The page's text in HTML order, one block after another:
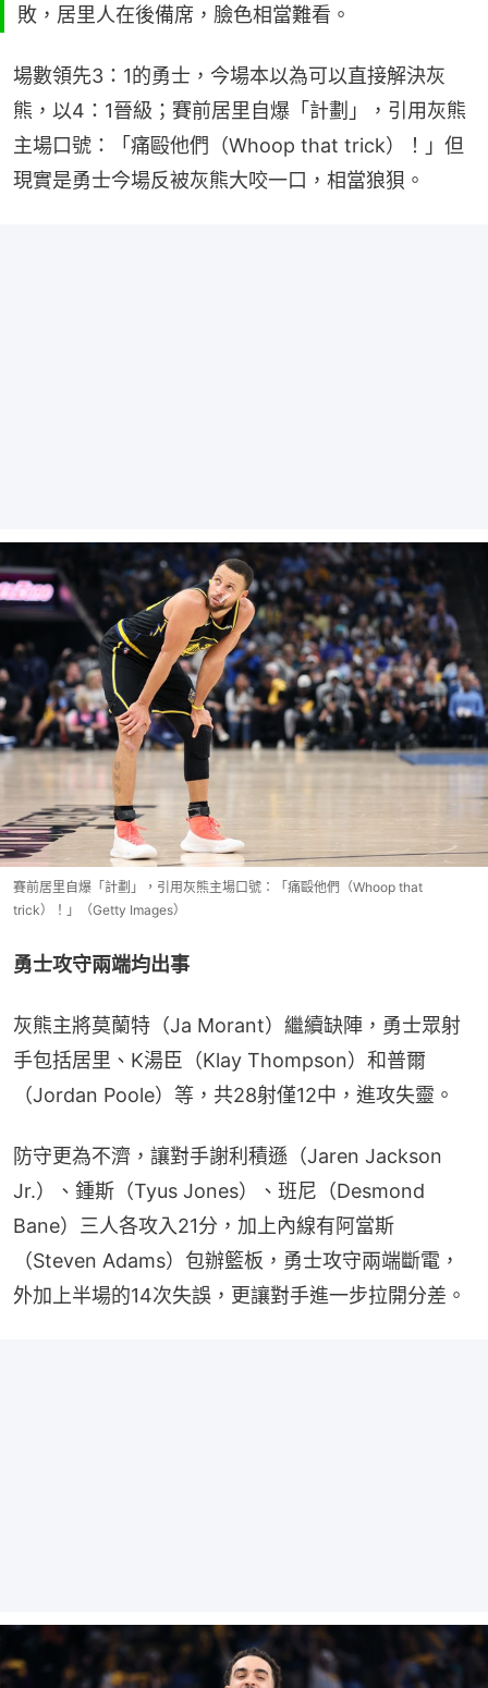
敗，居里人在後備席，臉色相當難看。
場數領先3：1的勇士，今場本以為可以直接解決灰
熊，以4：1晉級；賽前居里自爆「計劃」，引用灰熊
主場口號：「痛毆他們（Whoop that trick）！」但
現實是勇士今場反被灰熊大咬一口，相當狼狽。
賽前居里自爆「計劃」，引用灰熊主場口號：「痛毆他們（Whoop that
trick）！」（Getty Images）
勇士攻守兩端均出事
灰熊主將莫蘭特（Ja Morant）繼續缺陣，勇士眾射
手包括居里、K湯臣（Klay Thompson）和普爾
（Jordan Poole）等，共28射僅12中，進攻失靈。
防守更為不濟，讓對手謝利積遜（Jaren Jackson
Jr.）、鍾斯（Tyus Jones）、班尼（Desmond
Bane）三人各攻入21分，加上內線有阿當斯
（Steven Adams）包辦籃板，勇士攻守兩端斷電，
外加上半場的14次失誤，更讓對手進一步拉開分差。